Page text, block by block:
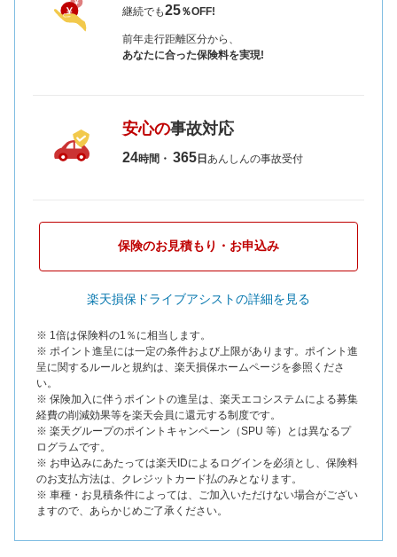
継続でも25％OFF!
前年走行距離区分から、
あなたに合った保険料を実現!
安心の事故対応
24時間・365日あんしんの事故受付
保険のお見積もり・お申込み
楽天損保ドライブアシストの詳細を見る
※ 1倍は保険料の1％に相当します。
※ ポイント進呈には一定の条件および上限があります。ポイント進
呈に関するルールと規約は、楽天損保ホームページを参照くださ
い。
※ 保険加入に伴うポイントの進呈は、楽天エコシステムによる募集
経費の削減効果等を楽天会員に還元する制度です。
※ 楽天グループのポイントキャンペーン（SPU 等）とは異なるプ
ログラムです。
※ お申込みにあたっては楽天IDによるログインを必須とし、保険料
のお支払方法は、クレジットカード払のみとなります。
※ 車種・お見積条件によっては、ご加入いただけない場合がござい
ますので、あらかじめご了承ください。